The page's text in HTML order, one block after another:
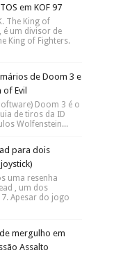
em KOF 97
The King of
é um divisor de
King of Fighters.
de Doom 3 e
Evil
Doom 3 é o
de tiros da ID
Wolfenstein...
para dois
uma resenha
, um dos
Apesar do jogo
mergulho em
Assalto